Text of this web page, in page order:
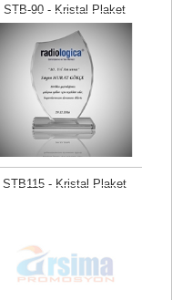
STB-90 - Kristal Plaket
Fiyat isteyiniz
STB115 - Kristal Plaket